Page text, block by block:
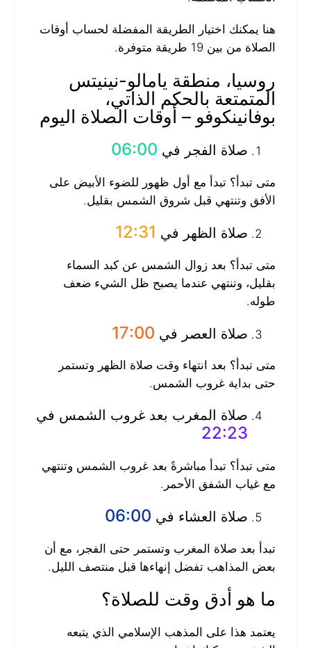
هنا يمكنك اختيار الطريقة المفضلة لحساب أوقات
الصلاة من بين 19 طريقة متوفرة.
روسيا، منطقة يامالو-نينيتس
المتمتعة بالحكم الذاتي،
بوفانينكوفو – أوقات الصلاة اليوم
صلاة الفجر في 06:00
متى تبدأ؟ تبدأ مع أول ظهور للضوء الأبيض على
الأفق وتنتهي قبل شروق الشمس بقليل.
صلاة الظهر في 12:31
متى تبدأ؟ بعد زوال الشمس عن كبد السماء
بقليل، وتنتهي عندما يصبح ظل الشيء ضعف
طوله.
صلاة العصر في 17:00
متى تبدأ؟ بعد انتهاء وقت صلاة الظهر وتستمر
حتى بداية غروب الشمس.
صلاة المغرب بعد غروب الشمس في
22:23
متى تبدأ؟ تبدأ مباشرةً بعد غروب الشمس وتنتهي
مع غياب الشفق الأحمر.
صلاة العشاء في 06:00
تبدأ بعد صلاة المغرب وتستمر حتى الفجر، مع أن
بعض المذاهب تفضل إنهاءها قبل منتصف الليل.
ما هو أدق وقت للصلاة؟
يعتمد هذا على المذهب الإسلامي الذي يتبعه